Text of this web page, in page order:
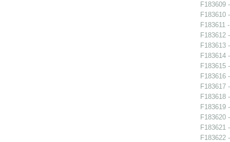
F183609
F183610
F183611
F183612
F183613
F183614
F183615
F183616
F183617
F183618
F183619
F183620
F183621
F183622